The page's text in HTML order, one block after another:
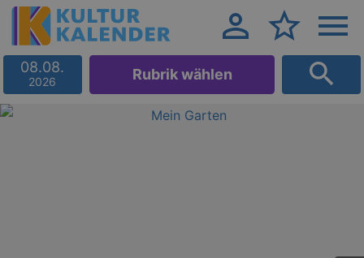
08.08.
2026 Rubrik wählen